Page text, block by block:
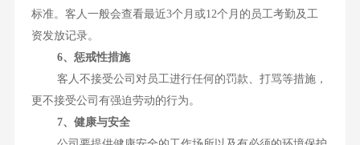
标准。客人一般会查看最近3个月或12个月的员工考勤及工
资发放记录。
6、惩戒性措施
客人不接受公司对员工进行任何的罚款、打骂等措施，
更不接受公司有强迫劳动的行为。
7、健康与安全